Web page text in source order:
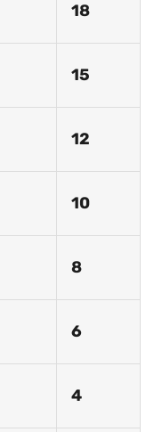
18
15
12
10
8
6
4